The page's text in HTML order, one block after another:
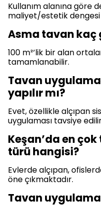
Kullanım alanına göre
maliyet/estetik dengesi
Asma tavan kaç
100 m²’lik bir alan
tamamlanabilir.
Tavan
yapılır mı?
Evet, özellikle alçıpan
uygulaması tavsiye
Keşan’da en
türü hangisi?
Evlerde alçıpan,
öne çıkmaktadır.
Tavan